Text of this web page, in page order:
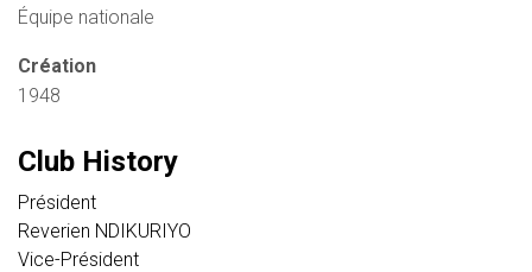
Équipe nationale
Création
1948
Club History
Président
Reverien NDIKURIYO
Vice-Président